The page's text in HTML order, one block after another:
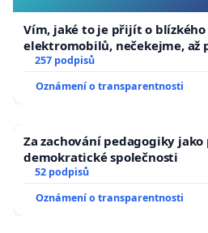
Vím, jaké to je přijít o
elektromobilů, nečekejme, až
zaveďme slyšitelná auta!
257 podpisů
Oznámení o transparentnosti
Za zachování pedagogiky
demokratické společnosti
52 podpisů
Oznámení o transparentnosti